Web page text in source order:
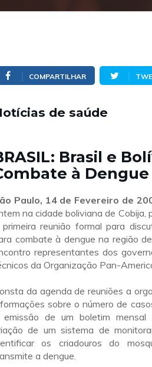
COMPARTILHAR
de saúde
Brasil e
à
Paulo, 14 de Fevereiro de
na cidade boliviana de Cobija,
reunião formal para
combate à dengue na região
representantes dos
da Organização Pan-
da agenda de reuniões a
sobre o número de
de um boletim mensal
de um sistema de
os criadouros do
a dengue.